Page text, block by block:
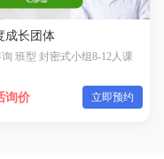
成长团体
班型 封密式小组8-12人课
询价 立即预约